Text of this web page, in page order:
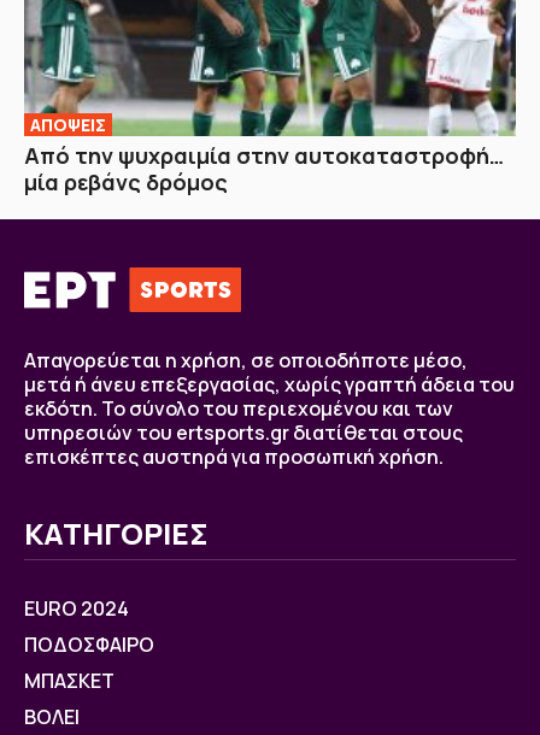
ΑΠΟΨΕΙΣ
Από την ψυχραιμία στην αυτοκαταστροφή…
μία ρεβάνς δρόμος
Απαγορεύεται η χρήση, σε οποιοδήποτε μέσο,
μετά ή άνευ επεξεργασίας, χωρίς γραπτή άδεια του
εκδότη. Το σύνολο του περιεχομένου και των
υπηρεσιών του ertsports.gr διατίθεται στους
επισκέπτες αυστηρά για προσωπική χρήση.
ΚΑΤΗΓΟΡΙΕΣ
EURO 2024
ΠΟΔΟΣΦΑΙΡΟ
ΜΠΑΣΚΕΤ
ΒOΛΕΙ